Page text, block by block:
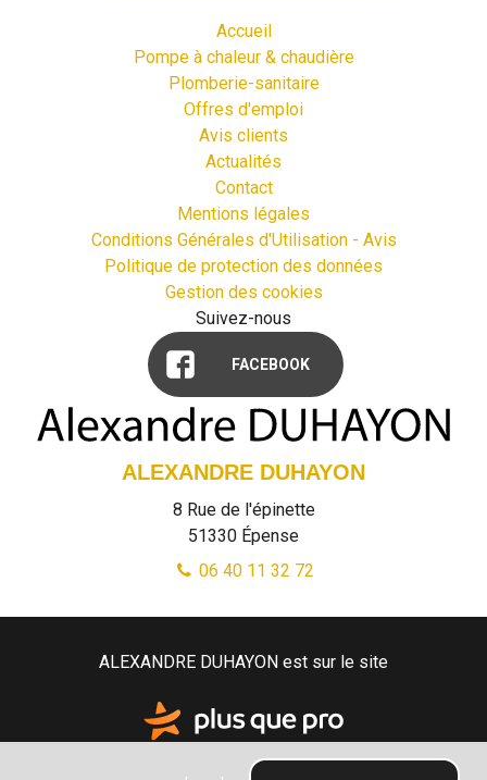
Accueil
Pompe à chaleur & chaudière
Plomberie-sanitaire
Offres d'emploi
Avis clients
Actualités
Contact
Mentions légales
Conditions Générales d'Utilisation - Avis
Politique de protection des données
Gestion des cookies
Suivez-nous
FACEBOOK
ALEXANDRE DUHAYON
8 Rue de l'épinette
51330 Épense
06 40 11 32 72
ALEXANDRE DUHAYON est sur le site